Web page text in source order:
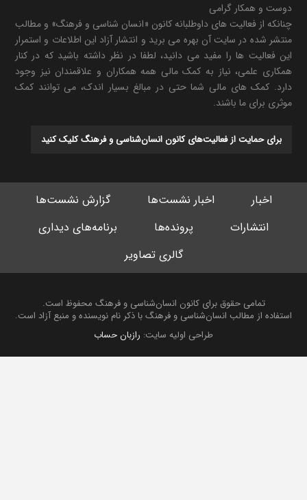
دوست و همکار گرامی
چنانکه از فعالیت های داوطلبانه کانون «انسان شناسی و فرهنگ» و مطالب
منتشر شده در سایت آن بهره می برید و انتشار آزاد این اطلاعات و استمرار
این فعالیت ها را مفید می دانید، لطفا در نظر داشته باشید که در کنار
همکاری علمی، نیاز به کمک مالی همه همکاران و علاقمندان نیز وجود
دارد. کمک های مالی شما حتی در مبالغ بسیار اندک، می توانند کمک
موثری برای ما باشند.
برای حمایت از فعالیت‌های کانون انسان‌شناسی و فرهنگ کلیک کنید
اخبار اخبار نشست‌ها
گزارش نشست‌ها
انتشارات
پرونده‌ها
برنامه‌های دیداری
گالری تصاویر
تمامی حقوق برای کانون انسان‌شناسی و فرهنگ محفوظ است.
استفاده از مطالب انسان‌شناسی و فرهنگ با ذکر نام نویسنده و منبع آزاد است.
طراحی اولیه سایت:رازبان حساب